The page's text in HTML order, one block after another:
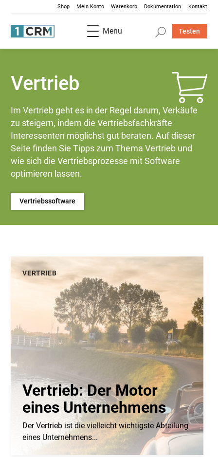
Shop Mein Konto Warenkorb Dokumentation Kontakt
Menu Testen
Vertrieb
Im Vertrieb geht es in der Regel darum, Verkäufe
zu steigern, indem die Vertriebsfachkräfte
Interessenten möglichst gut beraten. Auf dieser
Seite finden Sie Tipps zum Thema Vertrieb und
wie sich die Vertriebsprozesse mit Software
optimieren lassen.
Vertriebssoftware
VERTRIEB
Vertrieb: Der Motor
eines Unternehmens
Der Vertrieb ist die vielleicht wichtigste Abteilung
eines Unternehmens...